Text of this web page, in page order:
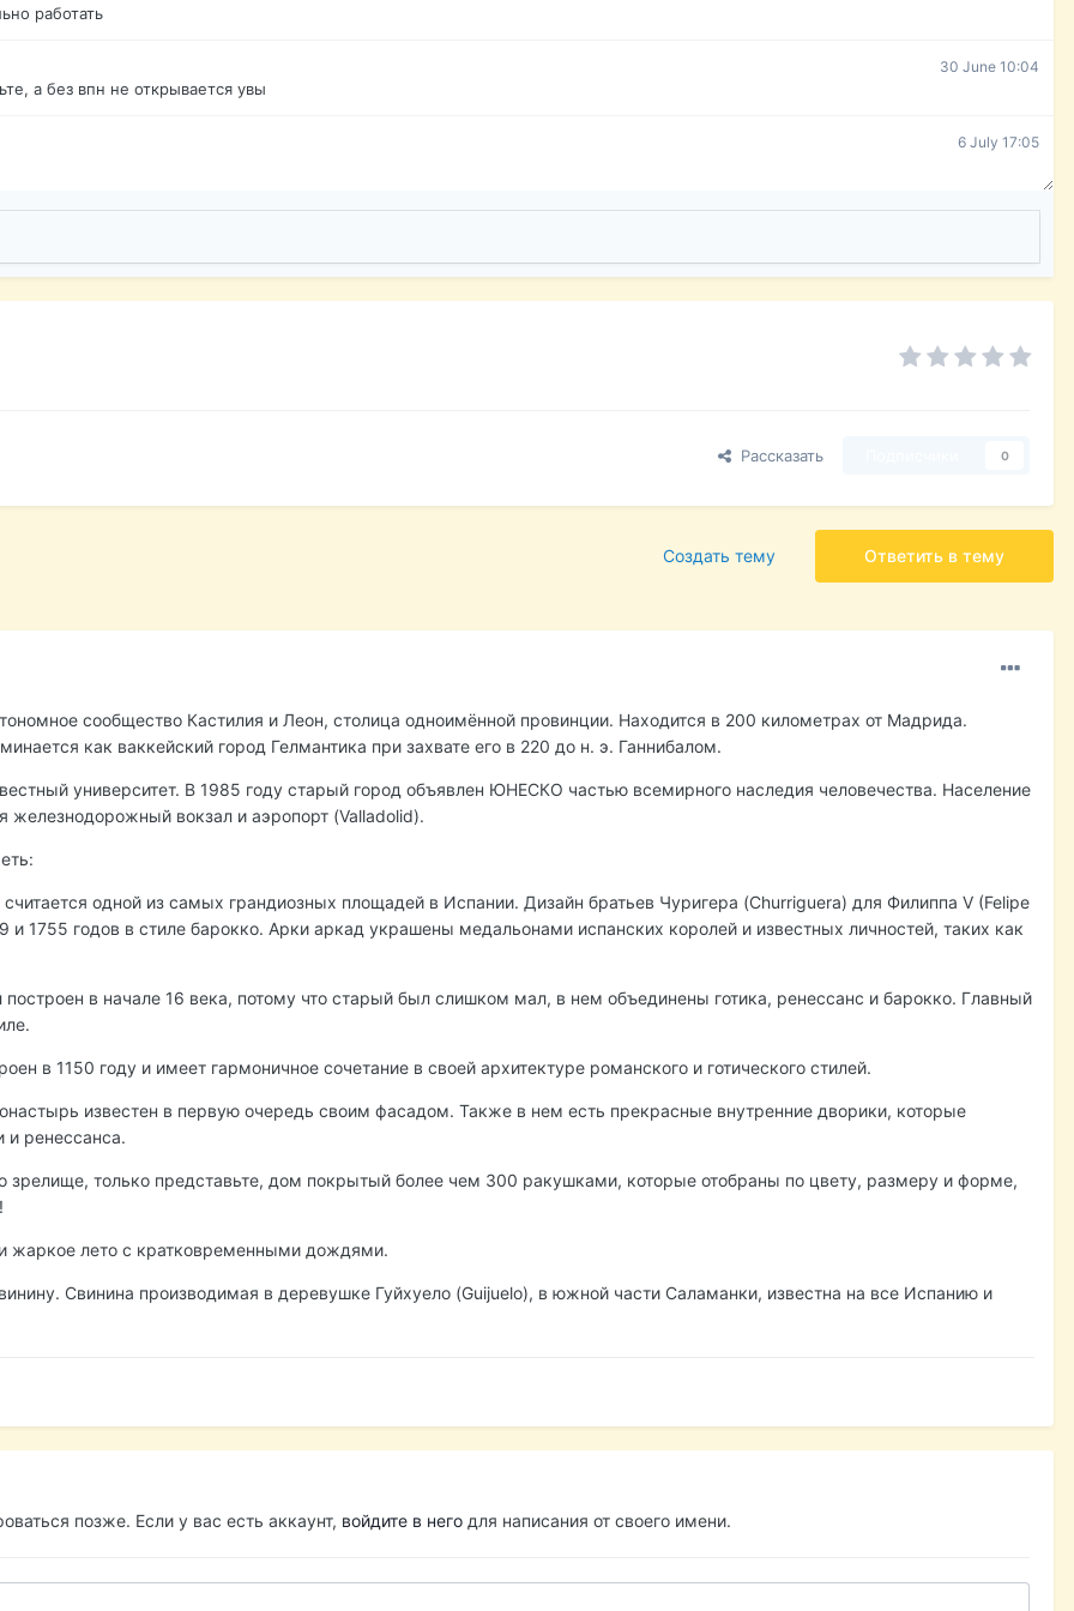
работать
30 June 10:04
а без впн не открывается увы
6 July 17:05
Рассказать 0
Ответить в тему
Создать тему
сообщество Кастилия и Леон, столица одноимённой провинции. Находится в 200 километрах от Мадрида.
как ваккейский город Гелмантика при захвате его в 220 до н. э. Ганнибалом.
университет. В 1985 году старый город объявлен ЮНЕСКО частью всемирного наследия человечества. Население
железнодорожный вокзал и аэропорт (Valladolid).
одной из самых грандиозных площадей в Испании. Дизайн братьев Чуригера (Churriguera) для Филиппа V (Felipe
и 1755 годов в стиле барокко. Арки аркад украшены медальонами испанских королей и известных личностей, таких как
в начале 16 века, потому что старый был слишком мал, в нем объединены готика, ренессанс и барокко. Главный
в 1150 году и имеет гармоничное сочетание в своей архитектуре романского и готического стилей.
известен в первую очередь своим фасадом. Также в нем есть прекрасные внутренние дворики, которые
и ренессанса.
зрелище, только представьте, дом покрытый более чем 300 ракушками, которые отобраны по цвету, размеру и форме,
жаркое лето с кратковременными дождями.
Свинина производимая в деревушке Гуйхуело (Guijuelo), в южной части Саламанки, известна на все Испанию и
позже. Если у вас есть аккаунт, войдите в него для написания от своего имени.